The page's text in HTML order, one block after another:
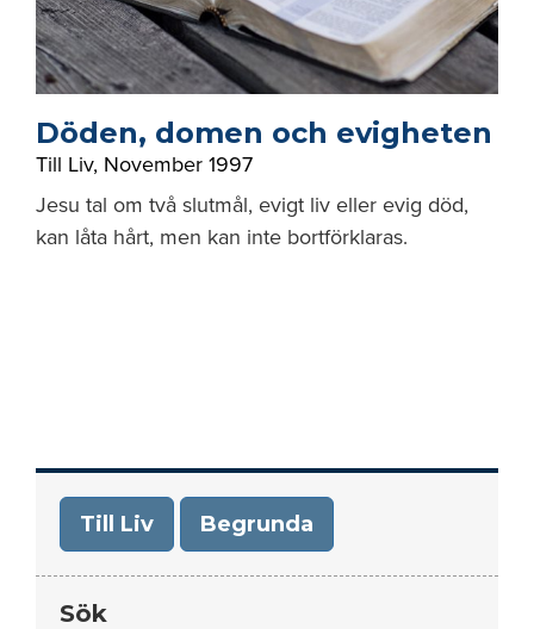
Döden, domen och evigheten
Till Liv, November 1997
Jesu tal om två slutmål, evigt liv eller evig död,
kan låta hårt, men kan inte bortförklaras.
Till Liv Begrunda
Sök